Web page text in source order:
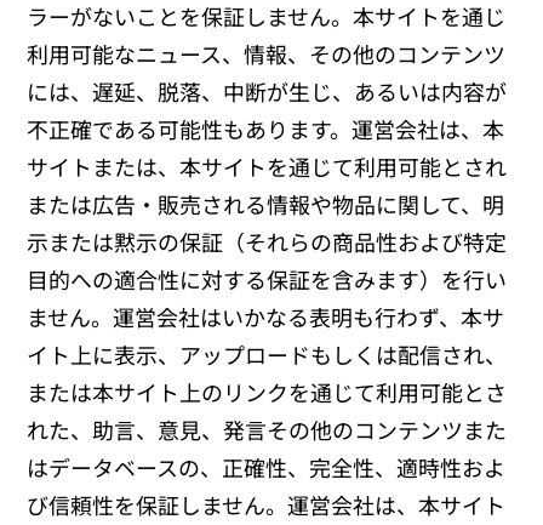
ラーがないことを保証しません。本サイトを通じ
利用可能なニュース、情報、その他のコンテンツ
には、遅延、脱落、中断が生じ、あるいは内容が
不正確である可能性もあります。運営会社は、本
サイトまたは、本サイトを通じて利用可能とされ
または広告・販売される情報や物品に関して、明
示または黙示の保証（それらの商品性および特定
目的への適合性に対する保証を含みます）を行い
ません。運営会社はいかなる表明も行わず、本サ
イト上に表示、アップロードもしくは配信され、
または本サイト上のリンクを通じて利用可能とさ
れた、助言、意見、発言その他のコンテンツまた
はデータベースの、正確性、完全性、適時性およ
び信頼性を保証しません。運営会社は、本サイト